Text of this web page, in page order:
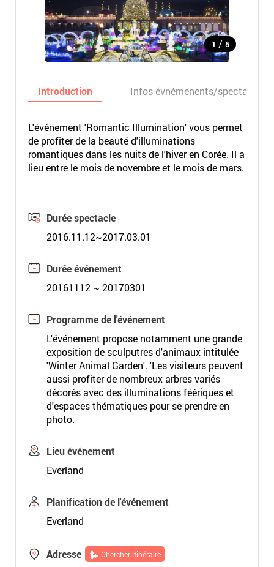
1 / 5
Introduction Infos évnémenents/spectacles
L'événement 'Romantic Illumination' vous permet
de profiter de la beauté d'illuminations
romantiques dans les nuits de l'hiver en Corée. Il a
lieu entre le mois de novembre et le mois de mars.
Durée spectacle
2016.11.12~2017.03.01
Durée événement
20161112 ~ 20170301
Programme de l'événement
L'événement propose notamment une grande
exposition de sculputres d'animaux intitulée
'Winter Animal Garden'. 'Les visiteurs peuvent
aussi profiter de nombreux arbres variés
décorés avec des illuminations féériques et
d'espaces thématiques pour se prendre en
photo.
Lieu événement
Everland
Planification de l'événement
Everland
Adresse Chercher itinéraire